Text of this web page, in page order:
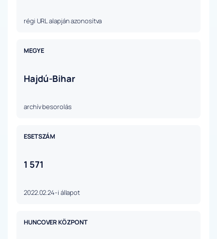
régi URL alapján azonosítva
MEGYE
Hajdú-Bihar
archív besorolás
ESETSZÁM
1 571
2022.02.24-i állapot
HUNCOVER KÖZPONT